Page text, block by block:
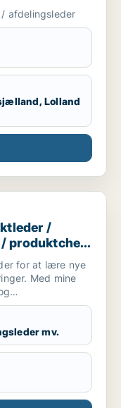
afdelingsleder
Lolland
/
/
produktchef
for at lære nye
Med mine
jobs som
og til lands.
og
og
mig i stand til at
forhold.
arbejdstøjet
mv.